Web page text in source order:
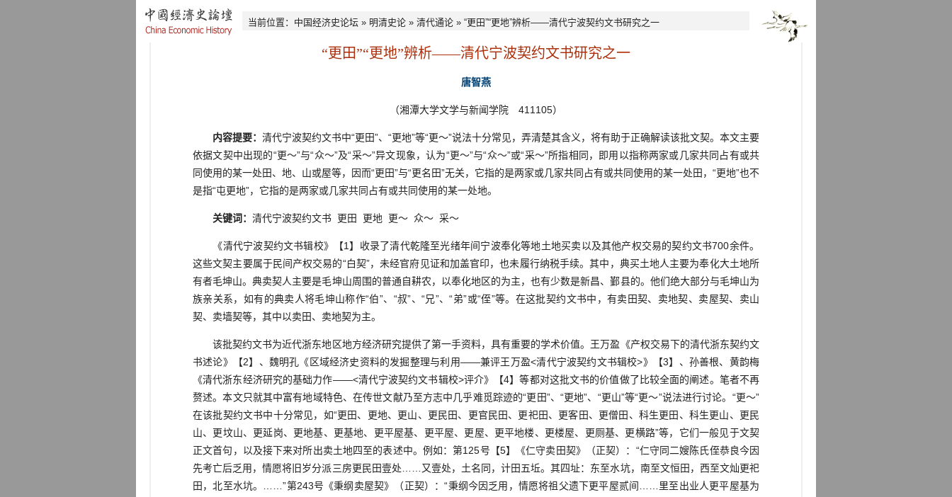
当前位置： 中国经济史论坛 » 明清史论 » 清代通论 » “更田”“更地”辨析——清代宁波契约文书研究之一
“更田”“更地”辨析——清代宁波契约文书研究之一
唐智燕
（湘潭大学文学与新闻学院 411105）
内容提要： 清代宁波契约文书中“更田”、“更地”等“更～”说法十分常见，弄清楚其含义，将有助于正确解读该批文契。本文主要
依据文契中出现的“更～”与“众～”及“采～”异文现象，认为“更～”与“众～”或“采～”所指相同，即用以指称两家或几家共同占有或共
同使用的某一处田、地、山或屋等，因而“更田”与“更名田”无关，它指的是两家或几家共同占有或共同使用的某一处田，“更地”也不
是指“屯更地”，它指的是两家或几家共同占有或共同使用的某一处地。
关键词： 清代宁波契约文书 更田 更地 更～ 众～ 采～
《清代宁波契约文书辑校》【1】收录了清代乾隆至光绪年间宁波奉化等地土地买卖以及其他产权交易的契约文书700余件。
这些文契主要属于民间产权交易的“白契”，未经官府见证和加盖官印，也未履行纳税手续。其中，典买土地人主要为奉化大土地所
有者毛坤山。典卖契人主要是毛坤山周围的普通自耕农，以奉化地区的为主，也有少数是新昌、鄞县的。他们绝大部分与毛坤山为
族亲关系，如有的典卖人将毛坤山称作“伯”、“叔”、“兄”、“弟”或“侄”等。在这批契约文书中，有卖田契、卖地契、卖屋契、卖山
契、卖墙契等，其中以卖田、卖地契为主。
该批契约文书为近代浙东地区地方经济研究提供了第一手资料，具有重要的学术价值。王万盈《产权交易下的清代浙东契约文
书述论》【2】、魏明孔《区域经济史资料的发掘整理与利用——兼评王万盈<清代宁波契约文书辑校>》【3】、孙善根、黄韵梅
《清代浙东经济研究的基础力作——<清代宁波契约文书辑校>评介》【4】等都对这批文书的价值做了比较全面的阐述。笔者不再
赘述。本文只就其中富有地域特色、在传世文献乃至方志中几乎难觅踪迹的“更田”、“更地”、“更山”等“更～”说法进行讨论。“更～”
在该批契约文书中十分常见，如“更田、更地、更山、更民田、更官民田、更祀田、更客田、更僧田、科生更田、科生更山、更民
山、更坟山、更延岗、更地基、更基地、更平屋基、更平屋、更屋、更平地楼、更楼屋、更厕基、更横路”等，它们一般见于文契
正文首句，以及接下来对所出卖土地四至的表述中。例如：第125号【5】《仁守卖田契》（正契）：“仁守同二嫂陈氏侄恭良今因
先考亡后乏用，情愿将旧岁分派三房更民田壹处……又壹处，土名同，计田五坵。其四址：东至水坑，南至文恒田，西至文灿更祀
田，北至水坑。……”第243号《秉纲卖屋契》（正契）：“秉纲今因乏用，情愿将祖父遗下更平屋贰间……里至出业人更平屋基为